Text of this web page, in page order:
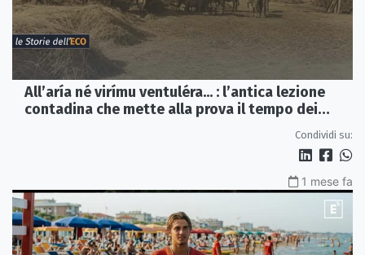
All’aría né virímu ventuléra... : l’antica lezione
contadina che mette alla prova il tempo dei
Condividi su:
1 mese fa